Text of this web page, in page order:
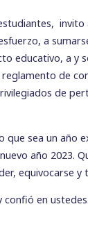
invito
a
educativo, a y
de
de
que sea un año
año 2023.
equivocarse y
confió en